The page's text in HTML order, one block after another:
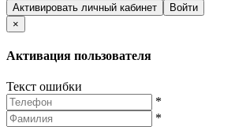
Активировать личный кабинет
Войти
×
Активация пользователя
Текст ошибки
*
*